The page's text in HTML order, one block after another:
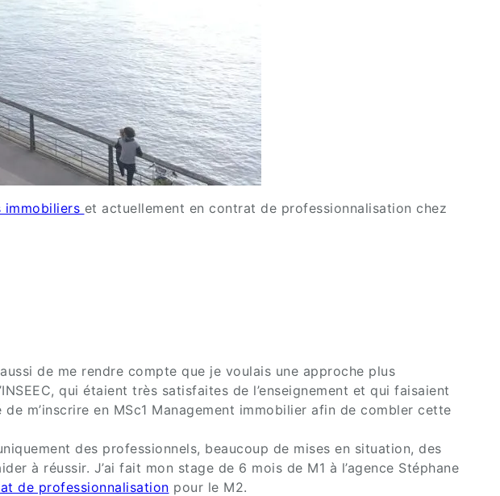
immobiliers et actuellement en contrat de professionnalisation chez
de me rendre compte que je voulais une approche plus
qui étaient très satisfaites de l’enseignement et qui faisaient
m’inscrire en MSc1 Management immobilier afin de combler cette
des professionnels, beaucoup de mises en situation, des
à réussir. J’ai fait mon stage de 6 mois de M1 à l’agence Stéphane
de professionnalisation pour le M2.